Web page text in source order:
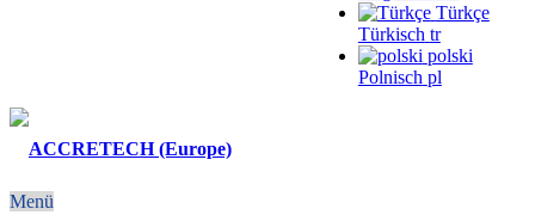
Türkçe
Türkisch tr
polski
Polnisch pl
Menü